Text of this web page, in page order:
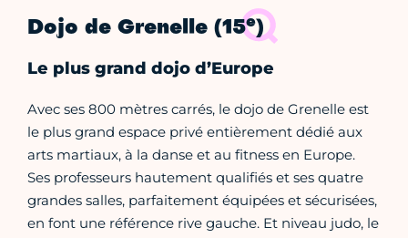
Dojo de Grenelle (15e)
Le plus grand dojo d’Europe
Avec ses 800 mètres carrés, le dojo de Grenelle est
le plus grand espace privé entièrement dédié aux
arts martiaux, à la danse et au fitness en Europe.
Ses professeurs hautement qualifiés et ses quatre
grandes salles, parfaitement équipées et sécurisées,
en font une référence rive gauche. Et niveau judo, le